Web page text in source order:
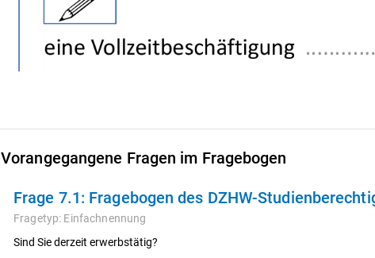
Vorangegangene Fragen im Fragebogen
Frage 7.1: Fragebogen des DZHW-
Fragetyp: Einfachnennung
Sind Sie derzeit erwerbstätig?